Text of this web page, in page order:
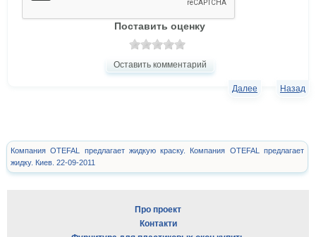
Поставить оценку
Оставить комментарий
Назад
Далее
Компания OTEFAL предлагает жидкую краску. Компания OTEFAL предлагает
жидку. Киев. 22-09-2011
Про проект
Контакти